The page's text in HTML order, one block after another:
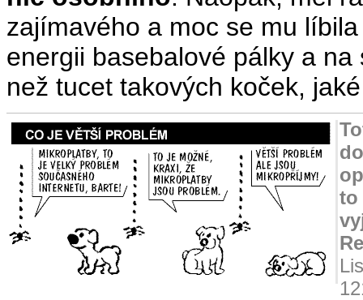
zajímavého a moc se mu
energii basebalové pálky a
než tucet takových koček,
to